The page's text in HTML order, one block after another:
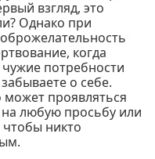
взгляд, это
Однако при
когда
потребности
о себе.
может проявляться
на любую просьбу или
никто